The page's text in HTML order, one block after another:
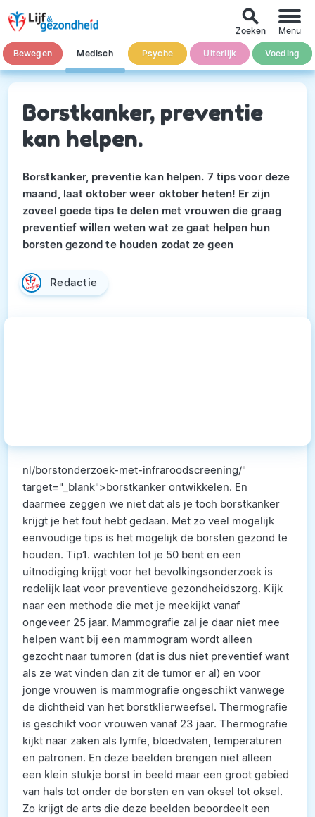
Bewegen Medisch Psyche Uiterlijk Voeding
search
Zoeken Menu
Borstkanker, preventie
kan helpen.
Borstkanker, preventie kan helpen. 7 tips voor deze
maand, laat oktober weer oktober heten! Er zijn
zoveel goede tips te delen met vrouwen die graag
preventief willen weten wat ze gaat helpen hun
borsten gezond te houden zodat ze geen
Redactie
nl/borstonderzoek-met-infraroodscreening/"
target="_blank">borstkanker ontwikkelen. En
daarmee zeggen we niet dat als je toch borstkanker
krijgt je het fout hebt gedaan. Met zo veel mogelijk
eenvoudige tips is het mogelijk de borsten gezond te
houden. Tip1. wachten tot je 50 bent en een
uitnodiging krijgt voor het bevolkingsonderzoek is
redelijk laat voor preventieve gezondheidszorg. Kijk
naar een methode die met je meekijkt vanaf
ongeveer 25 jaar. Mammografie zal je daar niet mee
helpen want bij een mammogram wordt alleen
gezocht naar tumoren (dat is dus niet preventief want
als ze wat vinden dan zit de tumor er al) en voor
jonge vrouwen is mammografie ongeschikt vanwege
de dichtheid van het borstklierweefsel. Thermografie
is geschikt voor vrouwen vanaf 23 jaar. Thermografie
kijkt naar zaken als lymfe, bloedvaten, temperaturen
en patronen. En deze beelden brengen niet alleen
een klein stukje borst in beeld maar een groot gebied
van hals tot onder de borsten en van oksel tot oksel.
Zo krijgt de arts die deze beelden beoordeelt een